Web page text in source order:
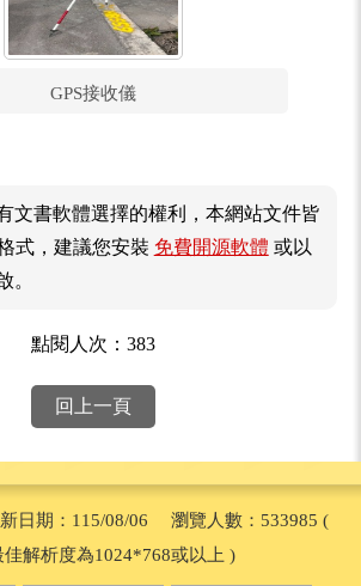
GPS接收儀
文書軟體選擇的權利，本網站文件皆
式，建議您安裝 免費開源軟體 或以
。
點閱人次：383
回上一頁
日期：115/08/06 瀏覽人數：533985 (
佳解析度為1024*768或以上 )